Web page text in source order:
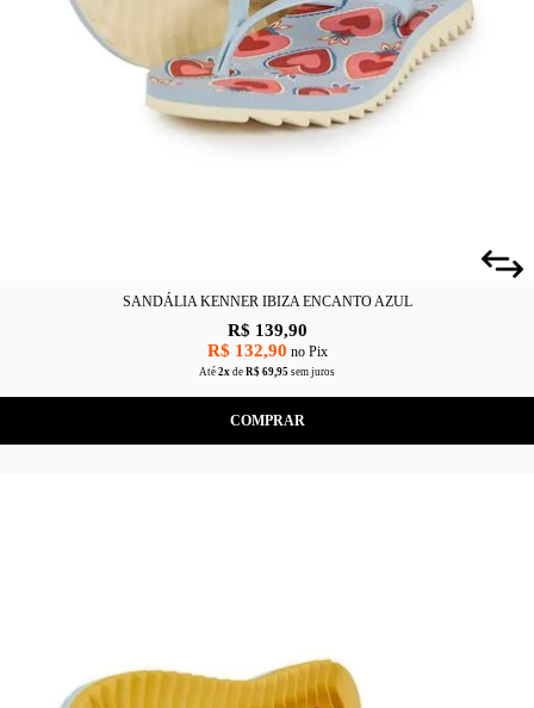
SANDÁLIA KENNER IBIZA ENCANTO AZUL
R$ 139,90
R$ 132,90 no Pix
Até 2x de R$ 69,95 sem juros
COMPRAR